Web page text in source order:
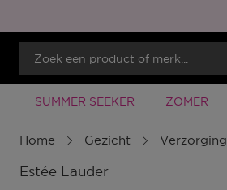
Tijdelijke Promotie
SUMMER SEEKER Tijdelijke
ZOMER
Home Gezicht Verzorging
Estée Lauder